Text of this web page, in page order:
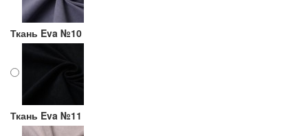
Ткань Eva №10
Ткань Eva №11